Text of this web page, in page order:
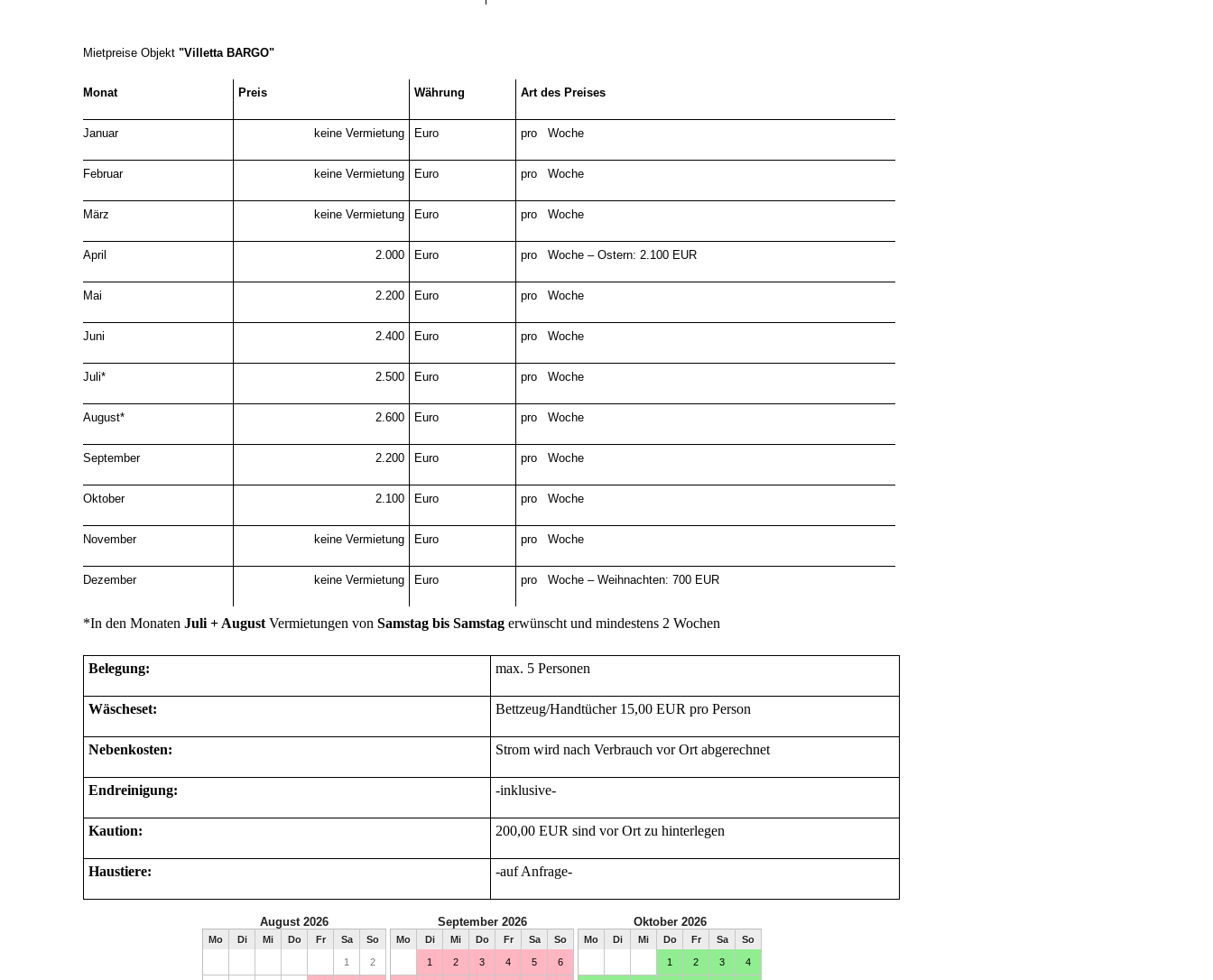
Mietpreise Objekt "Villetta BARGO"
Monat Preis Währung Art des Preises
Januar keine Vermietung Euro pro Woche
Februar keine Vermietung Euro pro Woche
März keine Vermietung Euro pro Woche
April 2.000 Euro pro Woche – Ostern: 2.100 EUR
Mai 2.200 Euro pro Woche
Juni 2.400 Euro pro Woche
Juli* 2.500 Euro pro Woche
August* 2.600 Euro pro Woche
September 2.200 Euro pro Woche
Oktober 2.100 Euro pro Woche
November keine Vermietung Euro pro Woche
Dezember keine Vermietung Euro pro Woche – Weihnachten: 700 EUR
*In den Monaten Juli + August Vermietungen von Samstag bis Samstag erwünscht und mindestens 2 Wochen
Belegung: max. 5 Personen
Wäscheset: Bettzeug/Handtücher 15,00 EUR pro Person
Nebenkosten: Strom wird nach Verbrauch vor Ort abgerechnet
Endreinigung: -inklusive-
Kaution: 200,00 EUR sind vor Ort zu hinterlegen
Haustiere: -auf Anfrage-